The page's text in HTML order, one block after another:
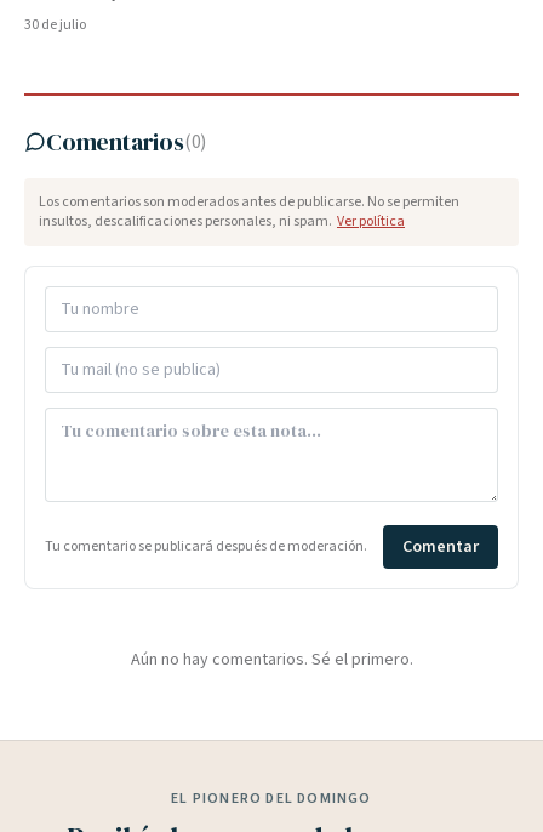
30 de julio
Comentarios(0)
Los comentarios son moderados antes de publicarse. No se permiten
insultos, descalificaciones personales, ni spam. Ver política
Tu comentario se publicará después de moderación. Comentar
Aún no hay comentarios. Sé el primero.
EL PIONERO DEL DOMINGO